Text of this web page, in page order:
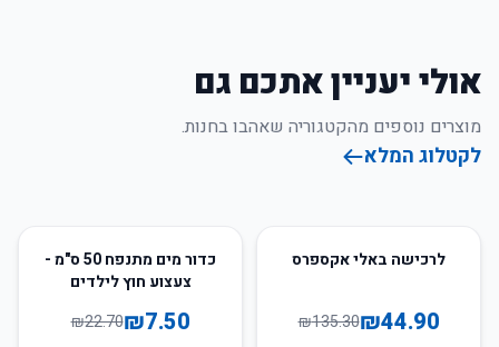
אולי יעניין אתכם גם
מוצרים נוספים מהקטגוריה שאהבו בחנות.
לקטלוג המלא
67
לרכישה באלי אקספרס
₪44.90
₪135.30
67%
כדור מים מתנפח 50 ס"מ -
צעצוע חוץ לילדים
₪7.50
₪22.70